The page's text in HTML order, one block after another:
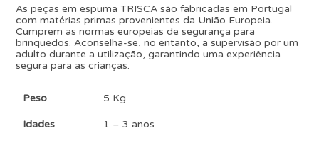
As peças em espuma TRISCA são fabricadas em Portugal
com matérias primas provenientes da União Europeia.
Cumprem as normas europeias de segurança para
brinquedos. Aconselha-se, no entanto, a supervisão por um
adulto durante a utilização, garantindo uma experiência
segura para as crianças.
Peso 5 Kg
Idades 1 – 3 anos